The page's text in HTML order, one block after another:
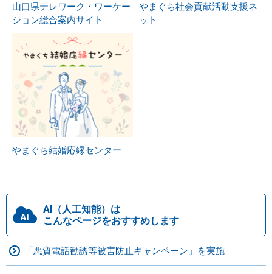
山口県テレワーク・ワーケー
ション総合案内サイト
やまぐち社会貢献活動支援ネ
ット
やまぐち結婚応縁センター
AI（人工知能）は
こんなページをおすすめします
「悪質電話勧誘等被害防止キャンペーン」を実施